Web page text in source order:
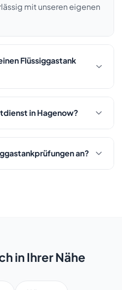
mit unseren eigenen
Flüssiggastank
in Hagenow?
an?
in Ihrer Nähe